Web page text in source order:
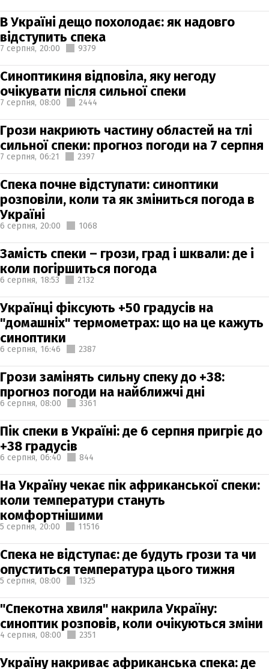
В Україні дещо похолодає: як надовго
відступить спека
7 серпня, 20:00 9379
Синоптикиня відповіла, яку негоду
очікувати після сильної спеки
7 серпня, 08:00 2444
Грози накриють частину областей на тлі
сильної спеки: прогноз погоди на 7 серпня
7 серпня, 06:21 2397
Спека почне відступати: синоптики
розповіли, коли та як зміниться погода в
Україні
6 серпня, 20:00 1068
Замість спеки – грози, град і шквали: де і
коли погіршиться погода
6 серпня, 18:53 2132
Українці фіксують +50 градусів на
"домашніх" термометрах: що на це кажуть
синоптики
6 серпня, 16:46 2387
Грози замінять сильну спеку до +38:
прогноз погоди на найближчі дні
6 серпня, 08:00 3361
Пік спеки в Україні: де 6 серпня пригріє до
+38 градусів
6 серпня, 06:40 844
На Україну чекає пік африканської спеки:
коли температури стануть
комфортнішими
5 серпня, 20:00 11516
Спека не відступає: де будуть грози та чи
опуститься температура цього тижня
5 серпня, 08:00 1325
"Спекотна хвиля" накрила Україну:
синоптик розповів, коли очікуються зміни
4 серпня, 08:00 2351
Україну накриває африканська спека: де